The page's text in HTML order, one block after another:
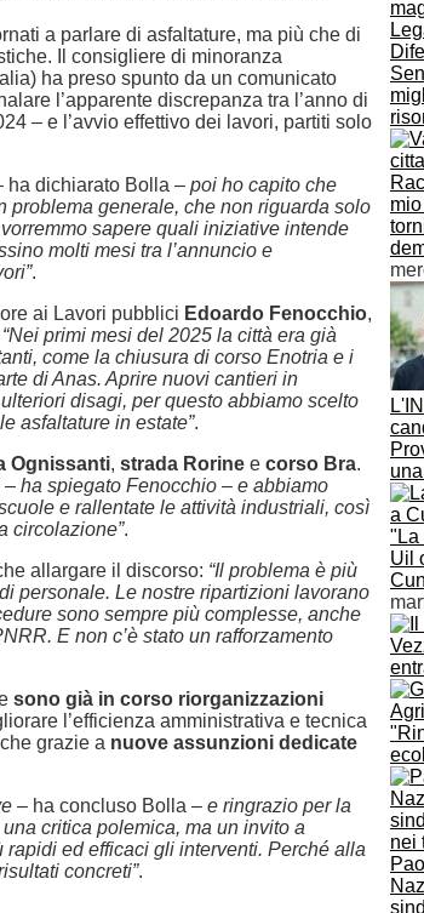
"La
Uil
a parlare di asfaltature, ma più che di
Il consigliere di minoranza
ha preso spunto da un comunicato
l’apparente discrepanza tra l’anno di
– e l’avvio effettivo dei lavori, partiti solo
ha dichiarato Bolla – poi ho capito che
problema generale, che non riguarda solo
sapere quali iniziative intende
molti mesi tra l’annuncio e
.
ai Lavori pubblici Edoardo Fenocchio,
“Nei primi mesi del 2025 la città era già
come la chiusura di corso Enotria e i
di Anas. Aprire nuovi cantieri in
disagi, per questo abbiamo scelto
asfaltature in estate”.
Ognissanti, strada Rorine e corso Bra.
ha spiegato Fenocchio – e abbiamo
e rallentate le attività industriali, così
circolazione”.
allargare il discorso: “Il problema è più
personale. Le nostre ripartizioni lavorano
sono sempre più complesse, anche
E non c’è stato un rafforzamento
sono già in corso riorganizzazioni
l’efficienza amministrativa e tecnica
grazie a nuove assunzioni dedicate
– ha concluso Bolla – e ringrazio per la
critica polemica, ma un invito a
rapidi ed efficaci gli interventi. Perché alla
concreti”.